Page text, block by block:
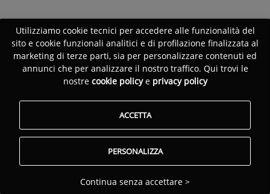
Utilizziamo cookie tecnici per accedere alle funzionalità del
sito e cookie funzionali analitici e di profilazione finalizzata al
marketing di terze parti, sia per personalizzare contenuti ed
annunci che per analizzare il nostro traffico. Qui trovi le
nostre cookie policye privacy policy
ACCETTA
PERSONALIZZA
Continua senza accettare >